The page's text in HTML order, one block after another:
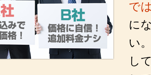
で
に
い
し